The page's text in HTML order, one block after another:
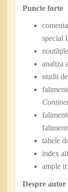
Puncte forte
special
analiza
studii
tabele
index
ample
Despre autor